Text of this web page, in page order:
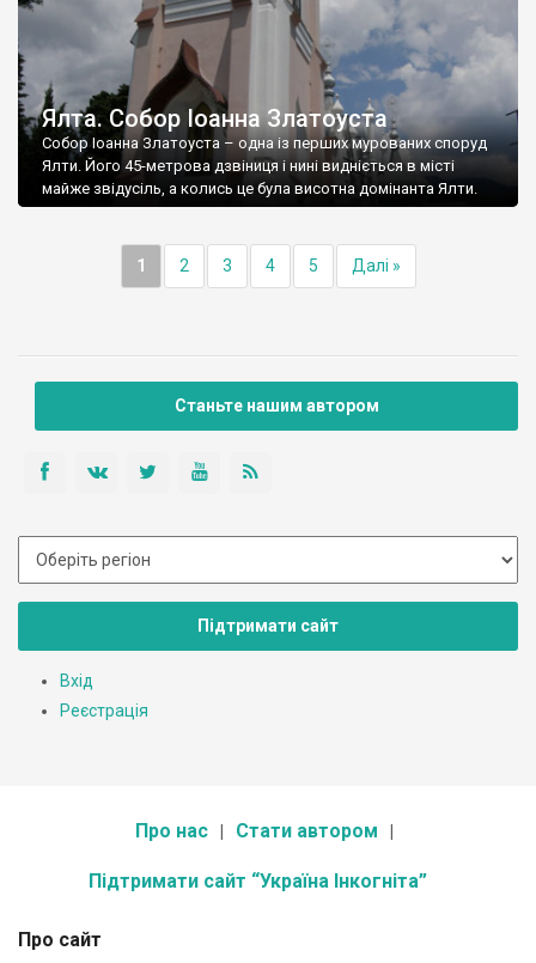
Ялта. Собор Іоанна Златоуста
Собор Іоанна Златоуста – одна із перших мурованих споруд
Ялти. Його 45-метрова дзвіниця і нині видніється в місті
майже звідусіль, а колись це була висотна домінанта Ялти.
1 2 3 4 5 Далі »
Станьте нашим автором
Підтримати сайт
Вхід
Реєстрація
Про нас Стати автором
Підтримати сайт “Україна Інкогніта”
Про сайт